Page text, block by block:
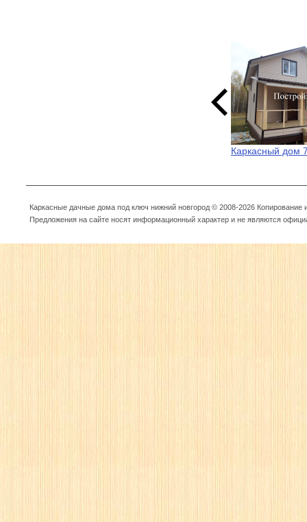
Каркасный дом
Каркасные дачные дома под ключ нижний новгород © 2008-2026
Предложения на сайте носят информационный характер и не являются